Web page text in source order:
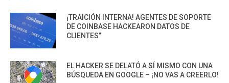
¡TRAICIÓN INTERNA! AGENTES DE SOPORTE
DE COINBASE HACKEARON DATOS DE
CLIENTES”
EL HACKER SE DELATÓ A SÍ MISMO CON UNA
BÚSQUEDA EN GOOGLE – ¡NO VAS A CREERLO!